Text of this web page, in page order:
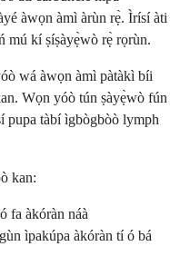
àwọn àmì àrùn rẹ̀. Ìrísí àti
mú kí ṣíṣàyẹ̀wò rẹ̀ rọrùn.
wá àwọn àmì pàtàkì bíi
Wọn yóò tún ṣàyẹ̀wò fún
pupa tàbí ìgbògbòò lymph
kan:
fa àkóràn náà
ìpakúpa àkóràn tí ó bá